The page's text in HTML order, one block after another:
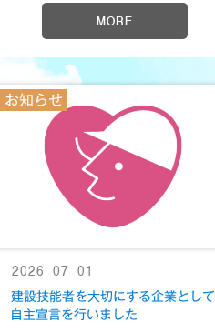
MORE
お知らせ
2026_07_01
建設技能者を大切にする企業として
自主宣言を行いました